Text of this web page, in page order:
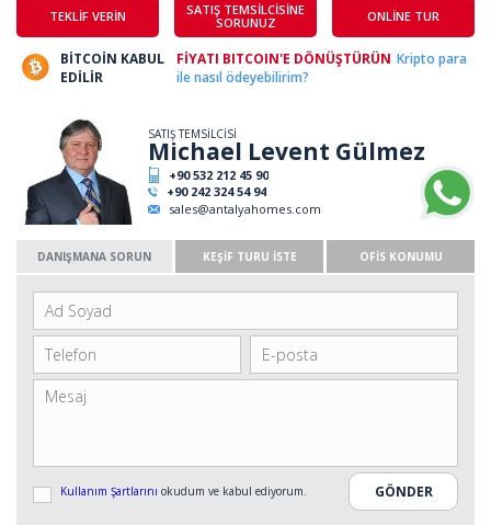
TEKLİF VERİN
SATIŞ TEMSİLCİSİNE
SORUNUZ
ONLİNE TUR
BİTCOİN KABUL
EDİLİR
FİYATI BITCOIN'E DÖNÜŞTÜRÜN Kripto para
ile nasıl ödeyebilirim?
SATIŞ TEMSİLCİSİ
Michael Levent Gülmez
+90 532 212 45 90
+90 242 324 54 94
sales@antalyahomes.com
DANIŞMANA SORUN KEŞİF TURU İSTE OFİS KONUMU
Kullanım Şartlarını okudum ve kabul ediyorum.